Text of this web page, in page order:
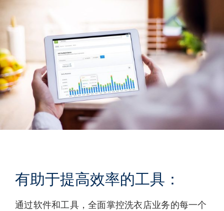
有助于提高效率的工具：
通过软件和工具，全面掌控洗衣店业务的每一个